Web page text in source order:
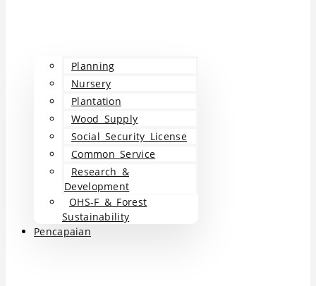
Planning
Nursery
Plantation
Wood Supply
Social Security License
Common Service
Research &
Development
OHS-F & Forest
Sustainability
Pencapaian